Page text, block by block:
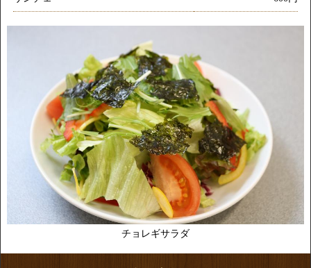
チョレギサラダ